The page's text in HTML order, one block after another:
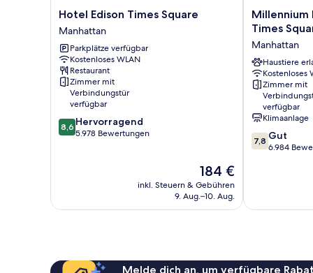
Hotel
Edison
Times
Square
Manhattan
Hotel Edison Times Square
Manhattan
Parkplätze verfügbar
Kostenloses WLAN
Restaurant
Zimmer mit
Verbindungstür
verfügbar
8.6
von
8,6 Hervorragend
5.978 Bewertungen
Der
Preis
beträgt
184 €
inkl. Steuern & Gebühren
9. Aug.–10. Aug.
Millennium
Hotel
Times
Square
Manhattan
Millennium
Times
Manhattan
Haustiere
Kostenloses
Zimmer mit
verfügbar
Klimaanlage
7.8
von
7,8 Gut
6.984
Melde dich an, um verfügbare